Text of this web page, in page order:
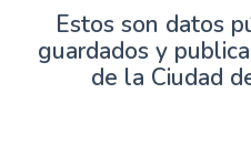
Estos son datos
guardados y
de la Ciudad